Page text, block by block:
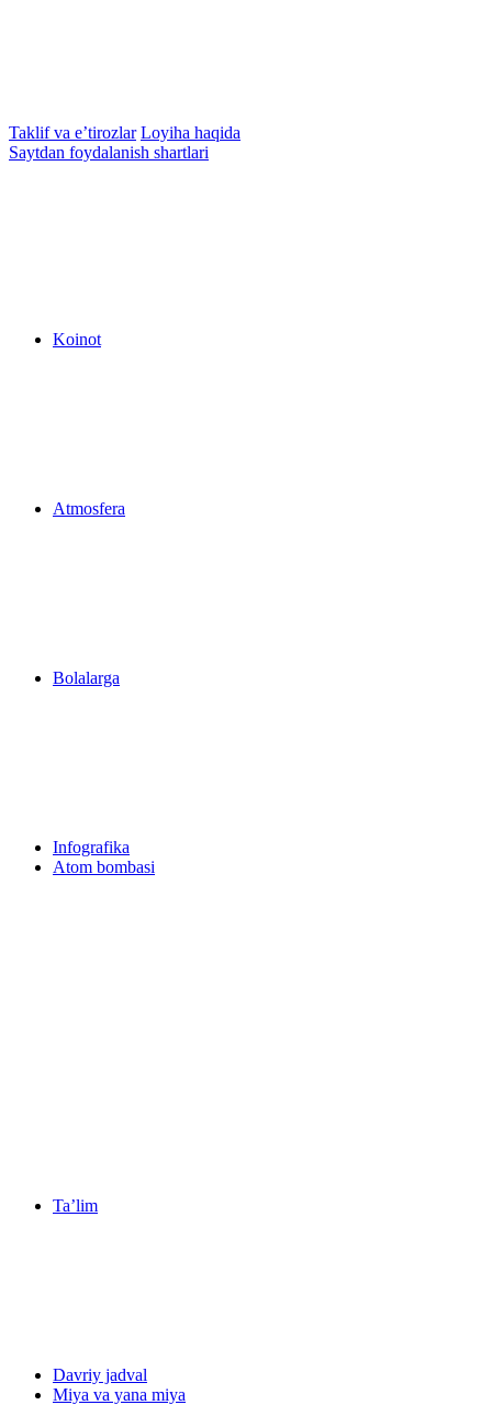
Taklif va e’tirozlar Loyiha haqida
Saytdan foydalanish shartlari
Koinot
Atmosfera
Bolalarga
Infografika
Atom bombasi
Ta’lim
Davriy jadval
Miya va yana miya